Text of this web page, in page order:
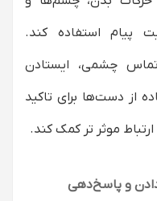
پیام استفاده کند.
چشمی، ایستادن
از دست‌ها برای تاکید
موثر تر کمک کند.
و پاسخ‌دهی